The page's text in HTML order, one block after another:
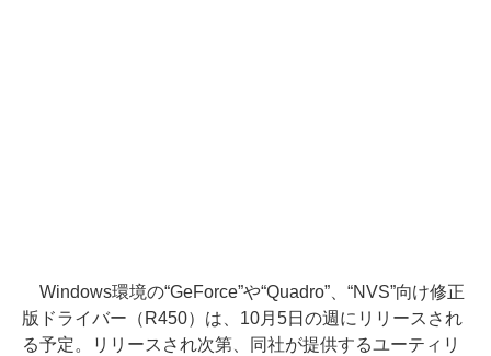
Windows環境の“GeForce”や“Quadro”、“NVS”向け修正
版ドライバー（R450）は、10月5日の週にリリースされ
る予定。リリースされ次第、同社が提供するユーティリ